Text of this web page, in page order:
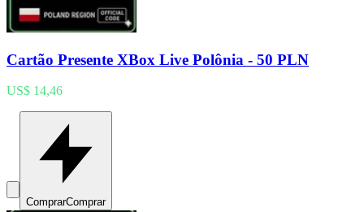
Cartão Presente XBox Live Polônia - 50 PLN
US$ 14,46
ComprarComprar